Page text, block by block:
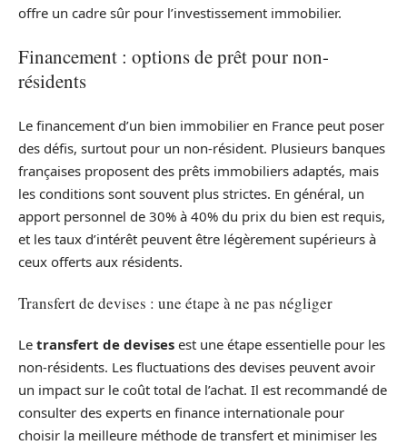
offre un cadre sûr pour l’investissement immobilier.
Financement : options de prêt pour non-
résidents
Le financement d’un bien immobilier en France peut poser
des défis, surtout pour un non-résident. Plusieurs banques
françaises proposent des prêts immobiliers adaptés, mais
les conditions sont souvent plus strictes. En général, un
apport personnel de 30% à 40% du prix du bien est requis,
et les taux d’intérêt peuvent être légèrement supérieurs à
ceux offerts aux résidents.
Transfert de devises : une étape à ne pas négliger
Le transfert de devises est une étape essentielle pour les
non-résidents. Les fluctuations des devises peuvent avoir
un impact sur le coût total de l’achat. Il est recommandé de
consulter des experts en finance internationale pour
choisir la meilleure méthode de transfert et minimiser les